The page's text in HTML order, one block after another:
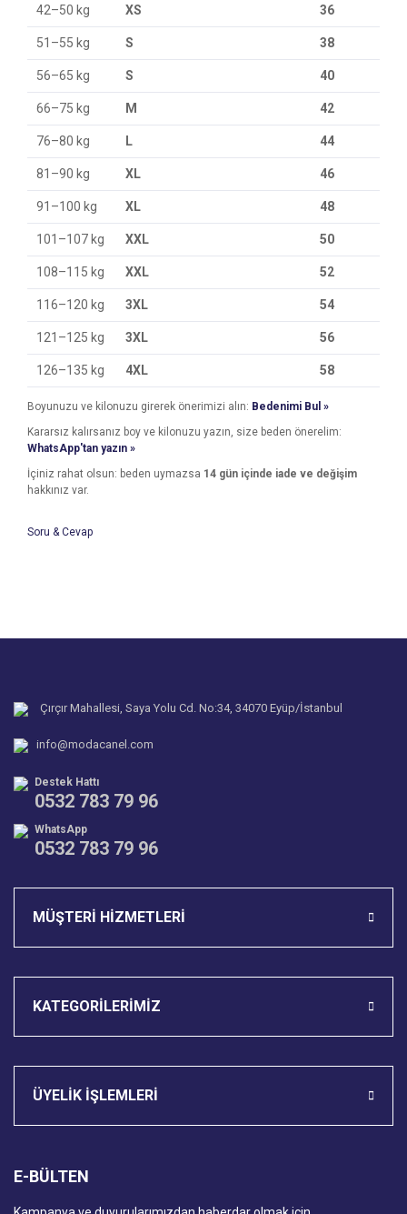
42–50 kg XS 36
51–55 kg S 38
56–65 kg S 40
66–75 kg M 42
76–80 kg L 44
81–90 kg XL 46
91–100 kg XL 48
101–107 kg XXL 50
108–115 kg XXL 52
116–120 kg 3XL 54
121–125 kg 3XL 56
126–135 kg 4XL 58
Boyunuzu ve kilonuzu girerek önerimizi alın: Bedenimi Bul »
Kararsız kalırsanız boy ve kilonuzu yazın, size beden önerelim:
WhatsApp'tan yazın »
İçiniz rahat olsun: beden uymazsa 14 gün içinde iade ve değişim
hakkınız var.
Bu ürüne benzer farklı alternatifler olmalı.
Soru & Cevap
Çırçır Mahallesi, Saya Yolu Cd. No:34, 34070 Eyüp/İstanbul
info@modacanel.com
Destek Hattı
0532 783 79 96
WhatsApp
0532 783 79 96
MÜŞTERİ HİZMETLERİ
KATEGORİLERİMİZ
ÜYELİK İŞLEMLERİ
E-BÜLTEN